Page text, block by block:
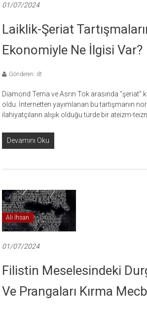
01/07/2024
Laiklik-Şeriat
Ekonomiyle Ne İlgisi Var?
Gönderen: dt
Diamond Tema ve Asrın Tok arasında
oldu. İnternetten yayımlanan bu tartışmanın
ilahiyatçıların alışık olduğu türde bir ateizm-
Devamını Oku
Ali İhsan
01/07/2024
Filistin Meselesindeki
Ve Prangaları Kırma